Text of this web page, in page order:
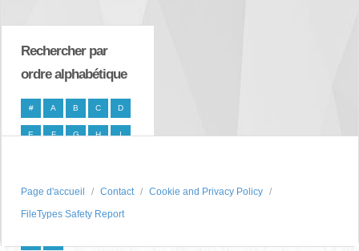
Rechercher par
ordre alphabétique
# A B C D
E F G H I
P S
T U V W X
Page d'accueil Contact
Cookie and Privacy Policy
FileTypes Safety Report